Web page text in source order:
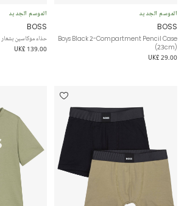
الموسم الجديد
BOSS
Boys Black 2-Compartment Pencil Case
(23cm)
UK£ 29.00
الموسم الجديد
BOSS
حذاء موكاسين بشعار
UK£ 139.00